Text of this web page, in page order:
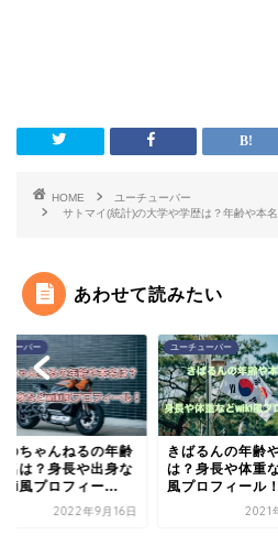
HOME
ユーチューバー
サトマイ(統計)の大学や学歴は？年齢や本
あわせて読みたい
ューバー
るんの年齢や本名
身長や体重などwiki
ロフィール！
2021年5月30日
ユーチューバー
蛾楽ガラの前世(
や身バレしてる
年齢や身長など
2022